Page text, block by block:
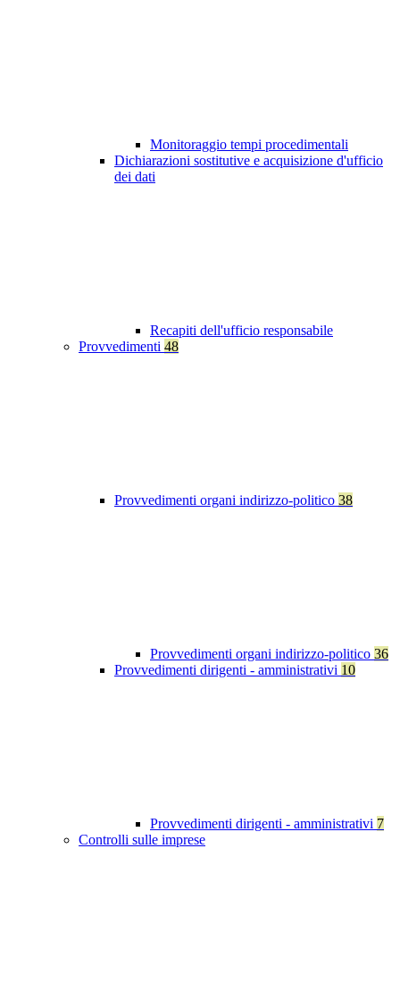
Monitoraggio tempi procedimentali
Dichiarazioni sostitutive e acquisizione d'ufficio
dei dati
Recapiti dell'ufficio responsabile
Provvedimenti 48
Provvedimenti organi indirizzo-politico 38
Provvedimenti organi indirizzo-politico 36
Provvedimenti dirigenti - amministrativi 10
Provvedimenti dirigenti - amministrativi 7
Controlli sulle imprese